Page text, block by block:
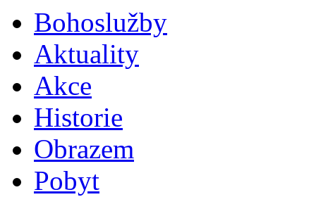
Bohoslužby
Aktuality
Akce
Historie
Obrazem
Pobyt